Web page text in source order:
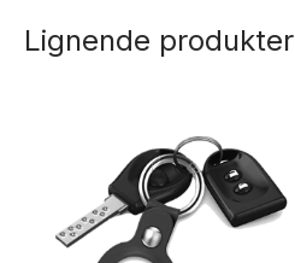
Lignende produkter